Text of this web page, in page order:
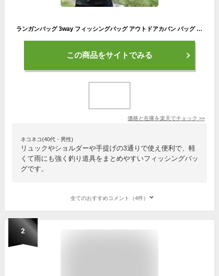
ランガンバッグ 3way フィッシングバッグ アウトドアカバン バッグ お釣り道具 リュック仕様 ショルダー仕様 手提げ仕様 ナイロン素材 耐久性 大容量 収納力 防水 スポーツ用品 たっぷり 迷彩カーキ 迷彩ブラック ミリタリー柄 オシャレ 大きいサイズ アウトドア 父の日
この商品をサイトでみる
価格と在庫を楽天でチェック >>
ネコネコ(40代・男性)
リュックやショルダーや手提げの3通りで使え便利で、軽
くて雨にも強く釣り道具をまとめやすいフィッシングバッ
グです。
全てのおすすめコメント（4件）
2